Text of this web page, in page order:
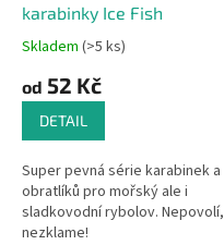
karabinky Ice Fish
Skladem (>5 ks)
od 52 Kč
DETAIL
Super pevná série karabinek a
obratlíků pro mořský ale i
sladkovodní rybolov. Nepovolí,
nezklame!